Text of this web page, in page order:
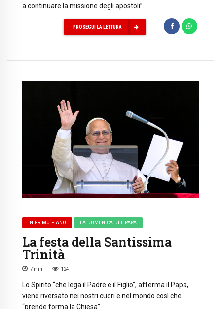
a continuare la missione degli apostoli”.
PROSEGUI LA LETTURA
IN PRIMO PIANO LA DOMENICA DEL PAPA
La festa della Santissima
Trinità
7 min 124
Lo Spirito “che lega il Padre e il Figlio”, afferma il Papa,
viene riversato nei nostri cuori e nel mondo così che
“prende forma la Chiesa”.